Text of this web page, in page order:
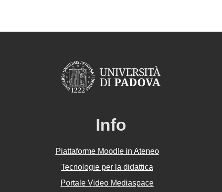
Info
Piattaforme Moodle in Ateneo
Tecnologie per la didattica
Portale Video Mediaspace